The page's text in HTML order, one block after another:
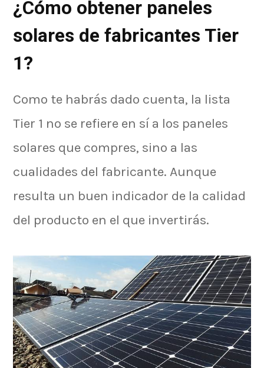
¿Cómo obtener paneles
solares de fabricantes Tier
1?
Como te habrás dado cuenta, la lista
Tier 1 no se refiere en sí a los paneles
solares que compres, sino a las
cualidades del fabricante. Aunque
resulta un buen indicador de la calidad
del producto en el que invertirás.